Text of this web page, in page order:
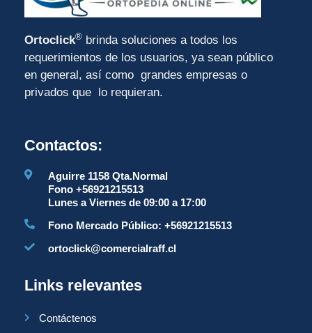
Ortoclick® brinda soluciones a todos los
requerimientos de los usuarios, ya sean público
en general, así como grandes empresas o
privados que lo requieran.
Contactos:
Aguirre 1158 Qta.Normal
Fono +56921215513
Lunes a Viernes de 09:00 a 17:00
Fono Mercado Público: +56921215513
ortoclick@comercialraff.cl
Links relevantes
Contáctenos